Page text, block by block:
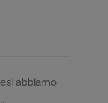
abbiamo